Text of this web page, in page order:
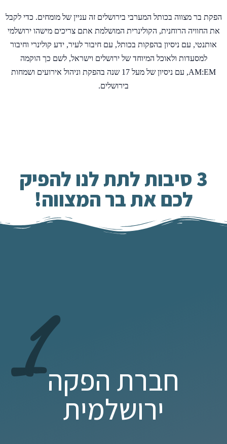
הפקת בר מצווה בכותל המערבי בירושלים זה עניין של מומחים. כדי לקבל
את החוויה הרוחנית, הקולינרית המושלמת אתם צריכים מישהו ירושלמי
אותנטי, עם ניסיון בהפקות בכותל, עם חיבור לעיר, ידע קולינרי וחיבור
למסעדות ולאוכל המיוחד של ירושלים וישראל, לשם כך הוקמה
AM:EM, עם ניסיון של מעל 17 שנה בהפקת וניהול אירועים ושמחות
בירושלים.
3 סיבות לתת לנו להפיק
לכם את בר המצווה!
1חברת הפקה
ירושלמית